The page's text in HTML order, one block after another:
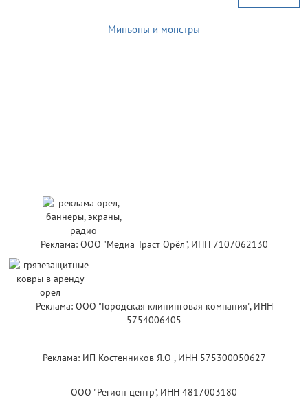
Миньоны и монстры
Реклама: ООО "Медиа Траст Орёл", ИНН 7107062130
Реклама: ООО "Городская клининговая компания", ИНН
5754006405
Реклама: ИП Костенников Я.О , ИНН 575300050627
ООО "Регион центр", ИНН 4817003180